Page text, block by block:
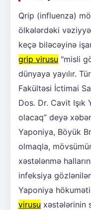
Qrip (influenza)
ölkələrdəki
keçə biləcəyinə
grip virusu "misli
dünyaya yayılır.
Fakültəsi İctimai
Dos. Dr. Cavit Işık
olacaq” deyə
Yaponiya, Böyük
olmaqla,
xəstələnmə
infeksiya
Yaponiya
virusu xəstələrinin